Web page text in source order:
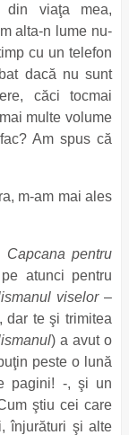
din viaţa mea,
alta-n lume nu-
cu un telefon
dacă nu sunt
căci tocmai
multe volume
Am spus că
m-am mai ales
Capcana pentru
atunci pentru
viselor–
dar te şi trimitea
) a avut o
peste o lună
pagini! -, şi un
ştiu cei care
înjurături şi alte